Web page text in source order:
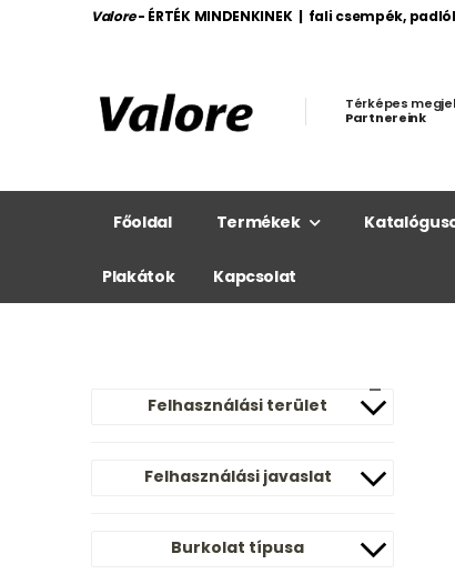
Valore - ÉRTÉK MINDENKINEK | fali csempék,
Térképes
Partnereink
Főoldal Termékek
Plakátok Kapcsolat
Felhasználási terület
Felhasználási javaslat
Burkolat típusa